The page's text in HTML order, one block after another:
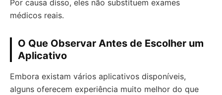
Por causa disso, eles não substituem exames
médicos reais.
O Que Observar Antes de Escolher um
Aplicativo
Embora existam vários aplicativos disponíveis,
alguns oferecem experiência muito melhor do que